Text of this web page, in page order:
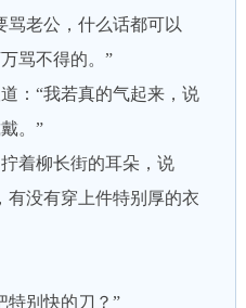
老公，什么话都可以
骂不得的。”
“我若真的气起来，说
。”
着柳长街的耳朵，说
有没有穿上件特别厚的衣
别快的刀？”